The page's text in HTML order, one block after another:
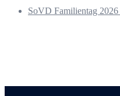
SoVD Familientag